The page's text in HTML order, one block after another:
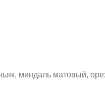
миндаль матовый,